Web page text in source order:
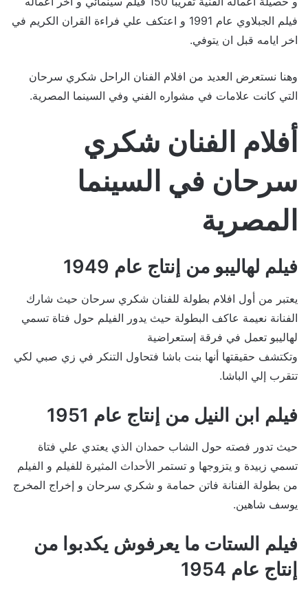
فيلم الجبلاوي عام 1991 و اعتكف علي فراءة القران الكريم في
اخر ايامه قبل ان يتوفي.
وهنا نستعرض العديد من افلام الفنان الراحل شكري سرحان
التي كانت علامات في مشواره الفني وفي السينما المصرية.
أفلام الفنان شكري
سرحان في السينما
المصرية
فيلم لهاليبو من إنتاج عام 1949
يعتبر من أول افلام بطولة للفنان شكري سرحان حيث شارك
الفنانة نعيمة عاكف البطولة حيث يدور الفيلم حول فتاة تسمي
لهاليبو تعمل في فرقة إستعراضية
وتكتشف حقيقتها أنها بنت باشا فتحاول التنكر في زي صبي لكي
تتقرب إلي الباشا.
فيلم ابن النيل من إنتاج عام 1951
حيث تدور فصته حول الشاب حمدان الذي يعتدي علي فتاة
تسمي زبيدة و يتزوجها و تستمر الأحداث المثيرة للفيلم و الفيلم
من بطولة الفنانة فاتن حمامة و شكري سرحان و إخراج المخرج
يوسف شاهين.
فيلم الستات ما يعرفوش يكدبوا من
إنتاج عام 1954